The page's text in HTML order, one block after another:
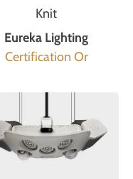
Knit
Eureka Lighting
Certification Or